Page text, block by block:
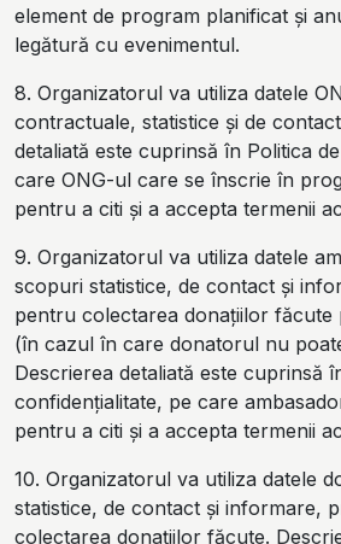
element de program planificat și
legătură cu evenimentul.
8. Organizatorul va utiliza datele
contractuale, statistice și de
detaliată este cuprinsă în Politica
care ONG-ul care se înscrie în
pentru a citi și a accepta termenii
9. Organizatorul va utiliza datele
scopuri statistice, de contact și
pentru colectarea donațiilor făcute
(în cazul în care donatorul nu
Descrierea detaliată este cuprinsă
confidențialitate, pe care
pentru a citi și a accepta termenii
10. Organizatorul va utiliza datele
statistice, de contact și informare,
colectarea donațiilor făcute.